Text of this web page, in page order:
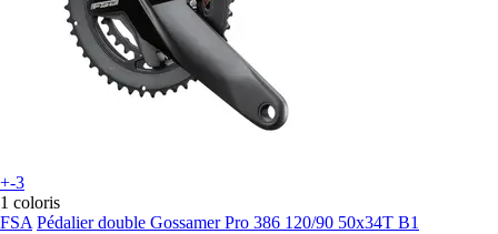
+-3
1 coloris
FSA Pédalier double Gossamer Pro 386 120/90 50x34T B1